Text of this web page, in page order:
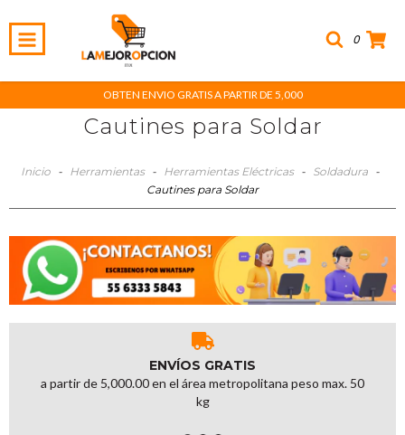
0
OBTEN ENVIO GRATIS A PARTIR DE 5,000
Cautines para Soldar
Inicio - Herramientas - Herramientas Eléctricas - Soldadura -
Cautines para Soldar
ENVÍOS GRATIS
a partir de 5,000.00 en el área metropolitana peso max. 50
kg